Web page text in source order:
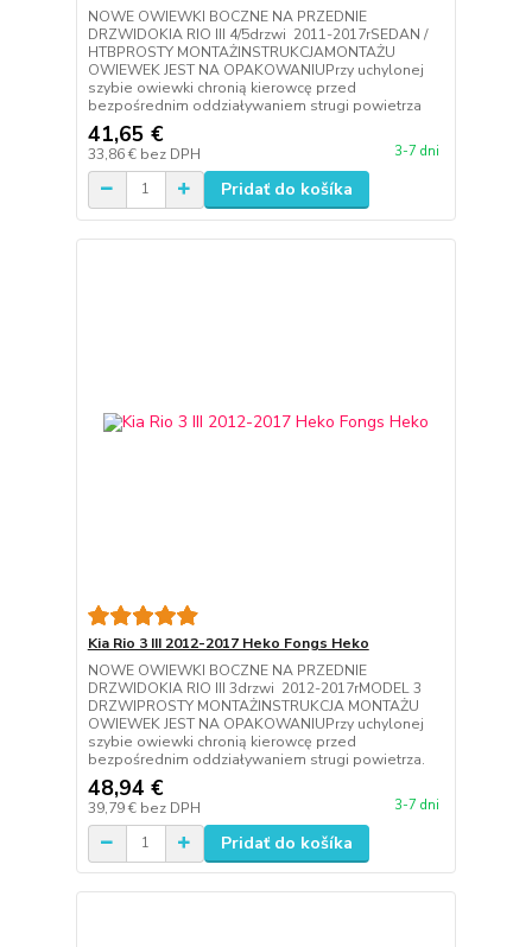
NOWE OWIEWKI BOCZNE NA PRZEDNIE
DRZWIDOKIA RIO III 4/5drzwi 2011-2017rSEDAN /
HTBPROSTY MONTAŻINSTRUKCJAMONTAŻU
OWIEWEK JEST NA OPAKOWANIUPrzy uchylonej
szybie owiewki chronią kierowcę przed
bezpośrednim oddziaływaniem strugi powietrza
41,65 €
33,86 € bez DPH 3-7 dni
Pridať do košíka
Kia Rio 3 III 2012-2017 Heko Fongs Heko
NOWE OWIEWKI BOCZNE NA PRZEDNIE
DRZWIDOKIA RIO III 3drzwi 2012-2017rMODEL 3
DRZWIPROSTY MONTAŻINSTRUKCJA MONTAŻU
OWIEWEK JEST NA OPAKOWANIUPrzy uchylonej
szybie owiewki chronią kierowcę przed
bezpośrednim oddziaływaniem strugi powietrza.
48,94 €
39,79 € bez DPH 3-7 dni
Pridať do košíka